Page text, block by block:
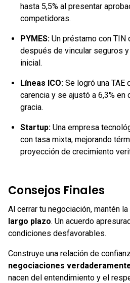
hasta 5,5% al presentar
competidoras.
PYMES: Un préstamo con TIN
después de vincular seguros
inicial.
Líneas ICO: Se logró una TAE
carencia y se ajustó a 6,3%
gracia.
Startup: Una empresa
con tasa mixta, mejorando
proyección de crecimiento
Consejos Finales
Al cerrar tu negociación, mantén
largo plazo. Un acuerdo
condiciones desfavorables.
Construye una relación de
negociaciones
nacen del entendimiento y el